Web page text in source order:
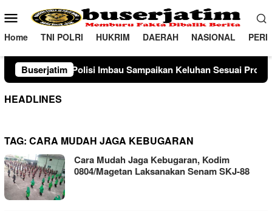
ke
konten
Menu
Mobile
Home TNI POLRI HUKRIM DAERAH NASIONAL
Buserjatim
Imbau Sampaikan Keluhan Sesuai Prosedur
HEADLINES
TAG: CARA MUDAH JAGA KEBUGARAN
Cara Mudah Jaga Kebugaran, Kodim
0804/Magetan Laksanakan Senam SKJ-88